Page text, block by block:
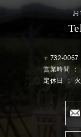
お
〒732-0067
営業時間
定休日 ：